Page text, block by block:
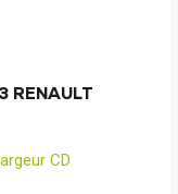
RENAULT
CD